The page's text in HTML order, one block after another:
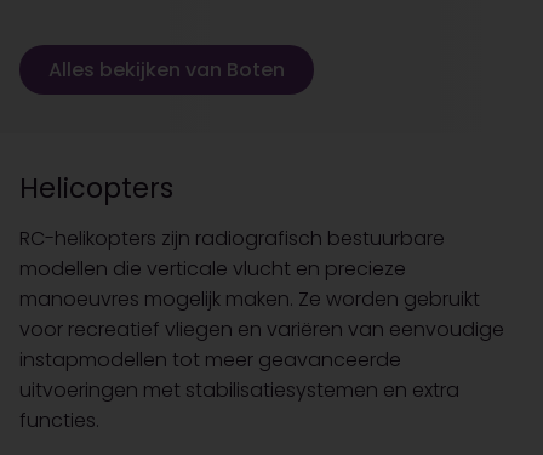
Alles bekijken van Boten
Helicopters
RC-helikopters zijn radiografisch bestuurbare
modellen die verticale vlucht en precieze
manoeuvres mogelijk maken. Ze worden gebruikt
voor recreatief vliegen en variëren van eenvoudige
instapmodellen tot meer geavanceerde
uitvoeringen met stabilisatiesystemen en extra
functies.